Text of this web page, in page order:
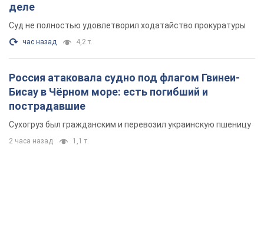
деле
Суд не полностью удовлетворил ходатайство прокуратуры
час назад 4,2 т.
Россия атаковала судно под флагом Гвинеи-
Бисау в Чёрном море: есть погибший и
пострадавшие
Сухогруз был гражданским и перевозил украинскую пшеницу
2 часа назад 1,1 т.